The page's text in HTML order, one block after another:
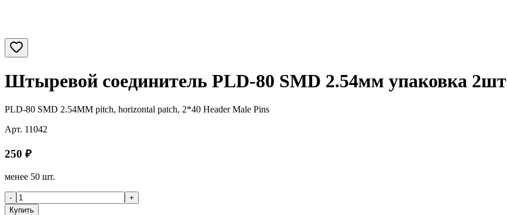
Штыревой соединитель PLD-80 SMD 2.54мм упаковка 2шт
PLD-80 SMD 2.54MM pitch, horizontal patch, 2*40 Header Male Pins
Арт. 11042
250 ₽
менее 50 шт.
-
+
Купить